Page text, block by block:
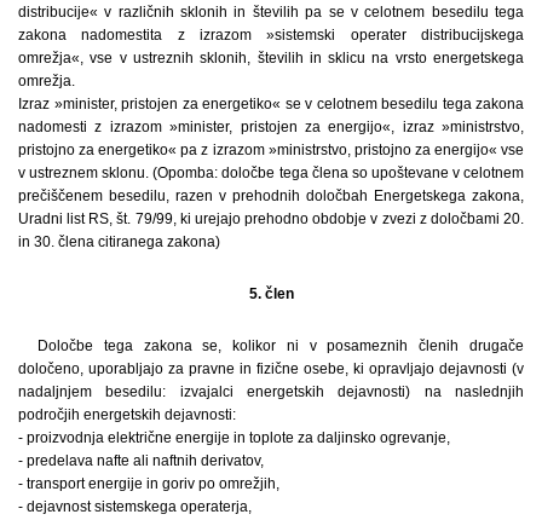
distribucije« v različnih sklonih in številih pa se v celotnem besedilu tega
zakona nadomestita z izrazom »sistemski operater distribucijskega
omrežja«, vse v ustreznih sklonih, številih in sklicu na vrsto energetskega
omrežja.
Izraz »minister, pristojen za energetiko« se v celotnem besedilu tega zakona
nadomesti z izrazom »minister, pristojen za energijo«, izraz »ministrstvo,
pristojno za energetiko« pa z izrazom »ministrstvo, pristojno za energijo« vse
v ustreznem sklonu. (Opomba: določbe tega člena so upoštevane v celotnem
prečiščenem besedilu, razen v prehodnih določbah Energetskega zakona,
Uradni list RS, št. 79/99, ki urejajo prehodno obdobje v zvezi z določbami 20.
in 30. člena citiranega zakona)
5. člen
Določbe tega zakona se, kolikor ni v posameznih členih drugače
določeno, uporabljajo za pravne in fizične osebe, ki opravljajo dejavnosti (v
nadaljnjem besedilu: izvajalci energetskih dejavnosti) na naslednjih
področjih energetskih dejavnosti:
- proizvodnja električne energije in toplote za daljinsko ogrevanje,
- predelava nafte ali naftnih derivatov,
- transport energije in goriv po omrežjih,
- dejavnost sistemskega operaterja,